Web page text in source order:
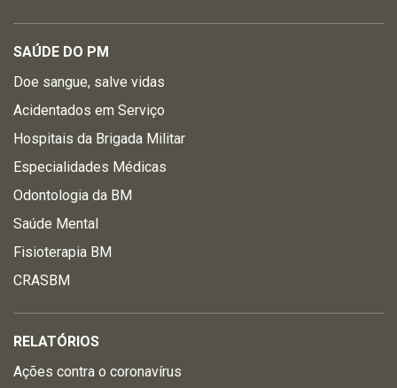
SAÚDE DO PM
Doe sangue, salve vidas
Acidentados em Serviço
Hospitais da Brigada Militar
Especialidades Médicas
Odontologia da BM
Saúde Mental
Fisioterapia BM
CRASBM
RELATÓRIOS
Ações contra o coronavírus